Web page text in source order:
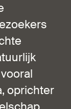
oprichter